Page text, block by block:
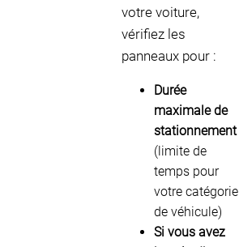
votre voiture,
vérifiez les
panneaux pour :
Durée
maximale de
stationnement
(limite de
temps pour
votre catégorie
de véhicule)
Si vous avez